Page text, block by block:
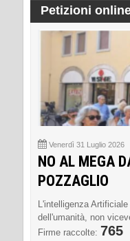
Petizioni
Venerdì 31 Luglio 2026
NO AL MEGA
POZZAGLIO
L'intelligenza
dell'umanità, non
Firme raccolte: 765